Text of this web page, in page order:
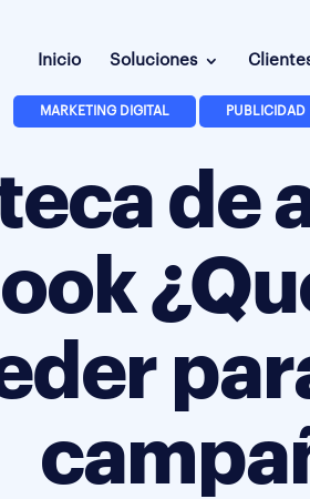
Inicio Soluciones
MARKETING DIGITAL PUBLICIDAD
de